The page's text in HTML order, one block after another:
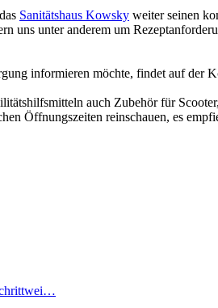
Sanitätshaus Kowsky weiter seinen
uns unter anderem um
informieren möchte, findet auf der
auch Zubehör für
Öffnungszeiten reinschauen, es